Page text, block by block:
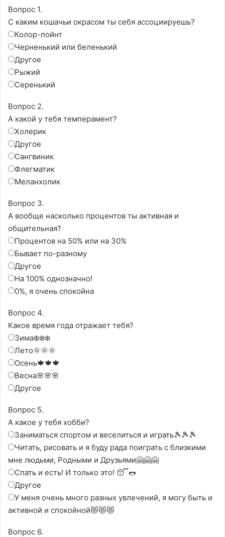
Вопрос 1.
С каким кошачьи окрасом ты себя ассоциируешь?
Колор-пойнт
Черненький или беленький
Другое
Рыжий
Серенький
Вопрос 2.
А какой у тебя темперамент?
Холерик
Другое
Сангвиник
Флегматик
Меланхолик
Вопрос 3.
А вообще насколько процентов ты активная и
общительная?
Процентов на 50% или на 30%
Бывает по-разному
Другое
На 100% однозначно!
0%, я очень спокойна
Вопрос 4.
Какое время года отражает тебя?
Зима❄️❄️❄️
Лето🌞🌞🌞
Осень🍁🍁🍁
Весна🌸🌸🌸
Другое
Вопрос 5.
А какое у тебя хобби?
Заниматься спортом и веселиться и играть🎾🎾🎾
Читать, рисовать и я буду рада поиграть с близкими
мне людьми, Родными и Друзьями🤗🤗🤗
Спать и есть! И только это! 😴🌭
Другое
У меня очень много разных увлечений, я могу быть и
активной и спокойной😻😻😻
Вопрос 6.